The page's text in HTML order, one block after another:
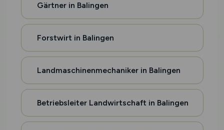
Gärtner in Balingen
Forstwirt in Balingen
Landmaschinenmechaniker in Balingen
Betriebsleiter Landwirtschaft in Balingen